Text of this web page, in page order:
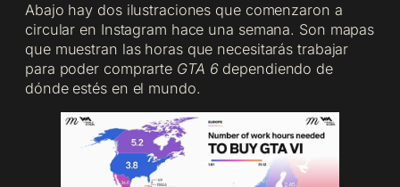
Abajo hay dos ilustraciones que comenzaron a
circular en Instagram hace una semana. Son mapas
que muestran las horas que necesitarás trabajar
para poder comprarte GTA 6dependiendo de
dónde estés en el mundo.